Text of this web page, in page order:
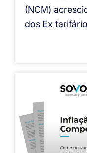
(NCM)
dos Ex